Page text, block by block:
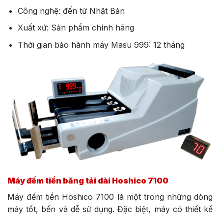
Công nghệ: đến từ Nhật Bản
Xuất xứ: Sản phẩm chính hãng
Thời gian bảo hành máy Masu 999: 12 tháng
Máy đếm tiền băng tải dài Hoshico 7100
Máy đếm tiền Hoshico 7100 là một trong những dòng
máy tốt, bền và dễ sử dụng. Đặc biệt, máy có thiết kế